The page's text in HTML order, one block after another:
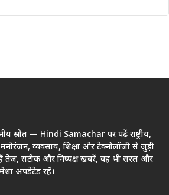
स्रोत — Hindi Samachar पर पढ़ें राष्ट्रीय,
मनोरंजन, व्यवसाय, शिक्षा और टेक्नोलॉजी से जुड़ी
तेज़, सटीक और निष्पक्ष खबरें, वह भी सरल और
अपडेटेड रहें।